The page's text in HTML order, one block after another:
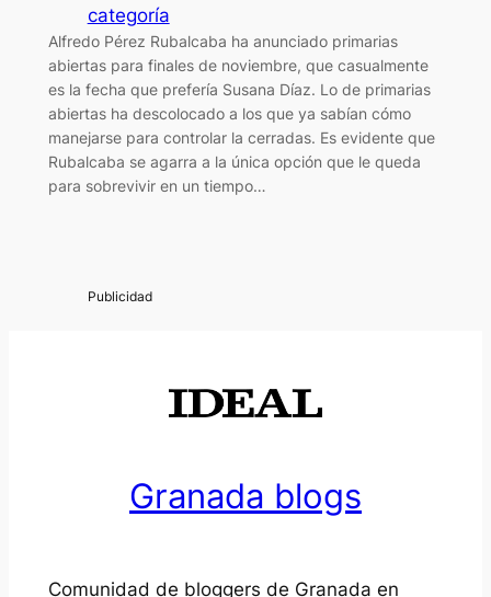
categoría
Alfredo Pérez Rubalcaba ha anunciado primarias
abiertas para finales de noviembre, que casualmente
es la fecha que prefería Susana Díaz. Lo de primarias
abiertas ha descolocado a los que ya sabían cómo
manejarse para controlar la cerradas. Es evidente que
Rubalcaba se agarra a la única opción que le queda
para sobrevivir en un tiempo…
Granada blogs
Comunidad de bloggers de Granada en